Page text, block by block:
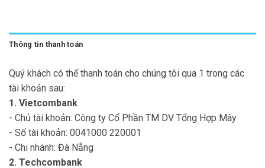
Thông tin thanh toán
Quý khách có thể thanh toán cho chúng tôi qua 1 trong các
tài khoản sau:
1. Vietcombank
- Chủ tài khoản: Công ty Cổ Phần TM DV Tổng Hợp Mây
- Số tài khoản: 0041000 220001
- Chi nhánh: Đà Nẵng
2. Techcombank